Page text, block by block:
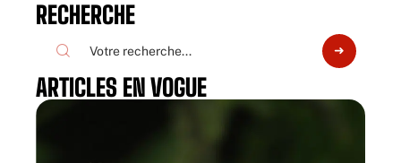
RECHERCHE
ARTICLES EN VOGUE